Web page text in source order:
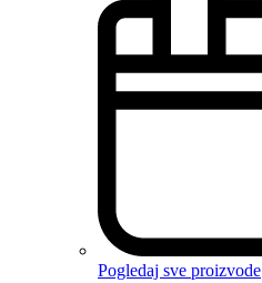
Pogledaj sve proizvode